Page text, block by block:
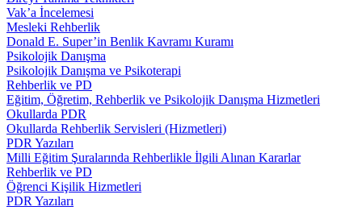
Vak’a İncelemesi
Mesleki Rehberlik
Donald E. Super’in Benlik Kavramı Kuramı
Psikolojik Danışma
Psikolojik Danışma ve Psikoterapi
Rehberlik ve PD
Eğitim, Öğretim, Rehberlik ve Psikolojik Danışma Hizmetleri
Okullarda PDR
Okullarda Rehberlik Servisleri (Hizmetleri)
PDR Yazıları
Milli Eğitim Şuralarında Rehberlikle İlgili Alınan Kararlar
Rehberlik ve PD
Öğrenci Kişilik Hizmetleri
PDR Yazıları